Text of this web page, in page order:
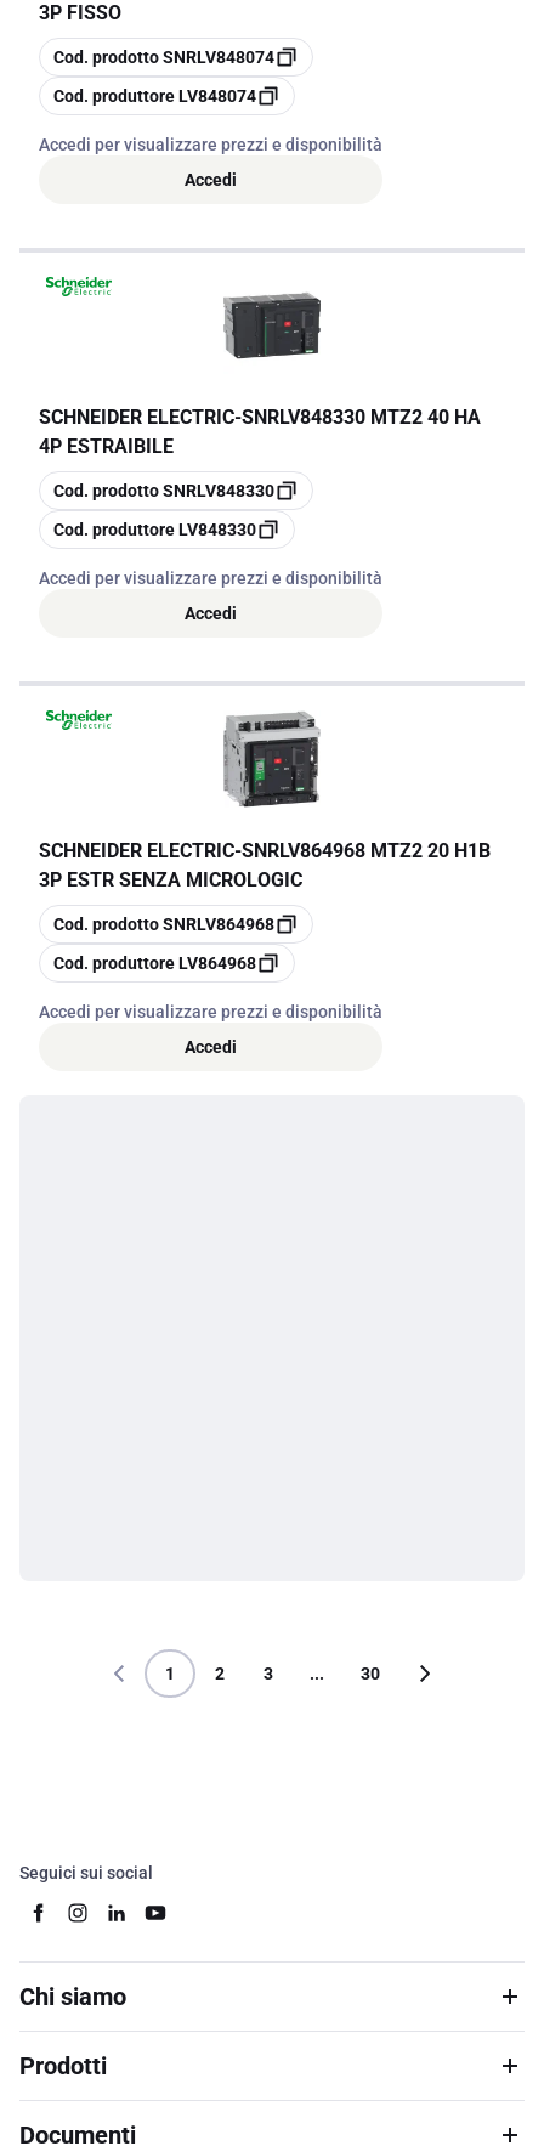
3P FISSO
copia
Cod. prodottoSNRLV848074
copia
Cod. produttoreLV848074
Accedi per visualizzare prezzi e disponibilità
Accedi
SCHNEIDER ELECTRIC-SNRLV848330 MTZ2 40 HA
4P ESTRAIBILE
copia
Cod. prodottoSNRLV848330
copia
Cod. produttoreLV848330
Accedi per visualizzare prezzi e disponibilità
Accedi
SCHNEIDER ELECTRIC-SNRLV864968 MTZ2 20 H1B
3P ESTR SENZA MICROLOGIC
copia
Cod. prodottoSNRLV864968
copia
Cod. produttoreLV864968
Accedi per visualizzare prezzi e disponibilità
Accedi
1 2 3 ... 30
Seguici sui social
Chi siamo
Prodotti
Documenti